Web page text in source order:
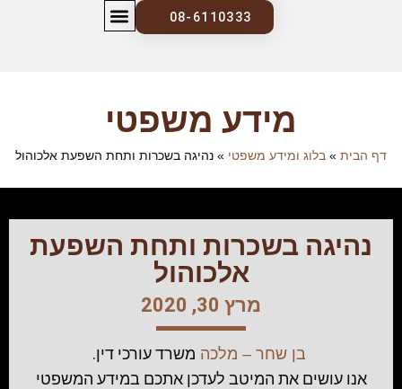
08-6110333
מידע משפטי
הבית»בלוג ומידע משפטי»נהיגה בשכרות ותחת השפעת אלכוהול
נהיגה בשכרות ותחת השפעת
אלכוהול
מרץ 30, 2020
בן שחר – מלכהמשרד עורכי דין.
אנו עושים את המיטב לעדכן אתכם במידע המשפטי